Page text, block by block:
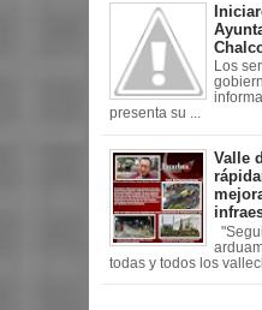
Los
presenta su ...
Valle
todas y todos los